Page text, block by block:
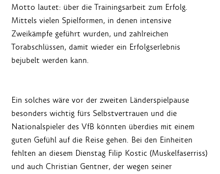
Motto lautet: über die Trainingsarbeit zum Erfolg.
Mittels vielen Spielformen, in denen intensive
Zweikämpfe geführt wurden, und zahlreichen
Torabschlüssen, damit wieder ein Erfolgserlebnis
bejubelt werden kann.
Ein solches wäre vor der zweiten Länderspielpause
besonders wichtig fürs Selbstvertrauen und die
Nationalspieler des VfB könnten überdies mit einem
guten Gefühl auf die Reise gehen. Bei den Einheiten
fehlten an diesem Dienstag Filip Kostic (Muskelfaserriss)
und auch Christian Gentner, der wegen seiner